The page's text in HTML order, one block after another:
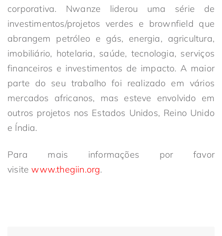
corporativa. Nwanze liderou uma série de
investimentos/projetos verdes e brownfield que
abrangem petróleo e gás, energia, agricultura,
imobiliário, hotelaria, saúde, tecnologia, serviços
financeiros e investimentos de impacto. A maior
parte do seu trabalho foi realizado em vários
mercados africanos, mas esteve envolvido em
outros projetos nos Estados Unidos, Reino Unido
e Índia.
Para mais informações por favor
visitewww.thegiin.org.